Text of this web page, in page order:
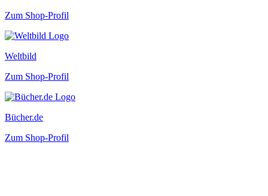
Zum Shop-Profil
Weltbild
Zum Shop-Profil
Bücher.de
Zum Shop-Profil